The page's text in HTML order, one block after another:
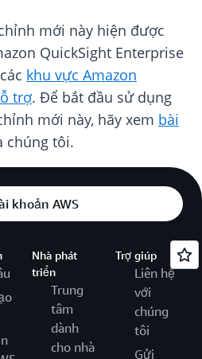
mới này hiện được
QuickSight Enterprise
khu vực Amazon
trợ. Để bắt đầu sử dụng
mới này, hãy xem bài
chúng tôi.
khoản AWS
Nhà phát
triển
Trung
tâm
dành
cho nhà
Trợ giúp
Liên hệ
với
chúng
tôi
Gửi